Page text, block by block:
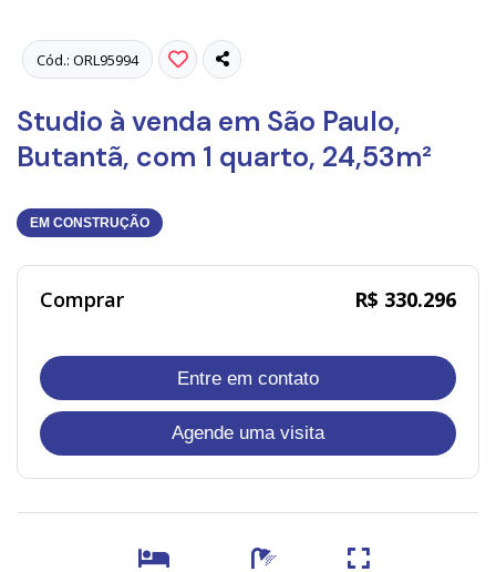
Cód.: ORL95994
Studio à venda em São Paulo,
Butantã, com 1 quarto, 24,53m²
EM CONSTRUÇÃO
Comprar R$ 330.296
Entre em contato
Agende uma visita